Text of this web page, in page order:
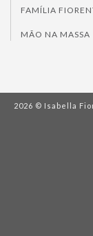
FAMÍLIA
MÃO NA MASSA
2026 © Isabella